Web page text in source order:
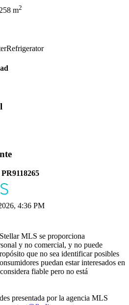
m2
Refrigerator
PR9118265
4:36 PM
MLS se proporciona
y no comercial, y no puede
que no sea identificar posibles
puedan estar interesados en
fiable pero no está
presentada por la agencia MLS